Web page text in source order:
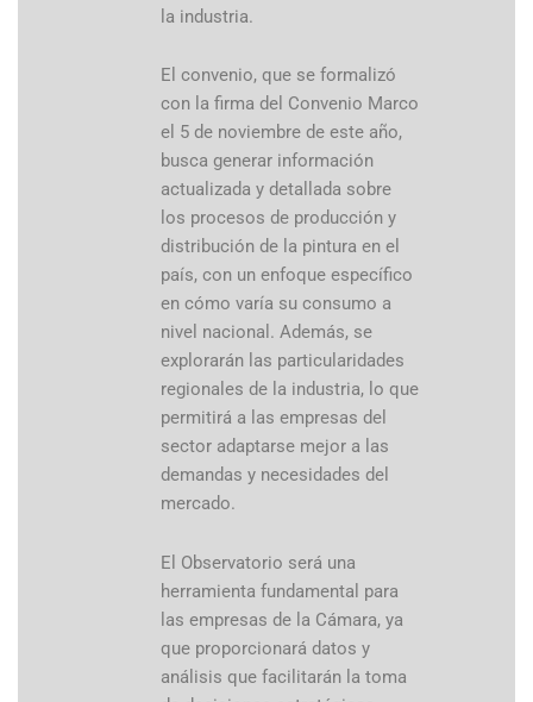
la industria.
El convenio, que se formalizó
con la firma del Convenio Marco
el 5 de noviembre de este año,
busca generar información
actualizada y detallada sobre
los procesos de producción y
distribución de la pintura en el
país, con un enfoque específico
en cómo varía su consumo a
nivel nacional. Además, se
explorarán las particularidades
regionales de la industria, lo que
permitirá a las empresas del
sector adaptarse mejor a las
demandas y necesidades del
mercado.
El Observatorio será una
herramienta fundamental para
las empresas de la Cámara, ya
que proporcionará datos y
análisis que facilitarán la toma